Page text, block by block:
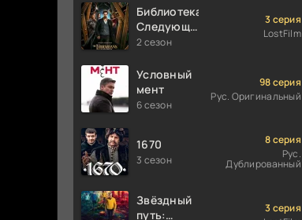
Библиотекари:
Следующая
глава
2 сезон
3 серия
LostFilm
Условный
мент
6 сезон
98 серия
Рус. Оригинальный
1670
3 сезон
8 серия
Рус.
Дублированный
Звёздный
путь:
3 серия